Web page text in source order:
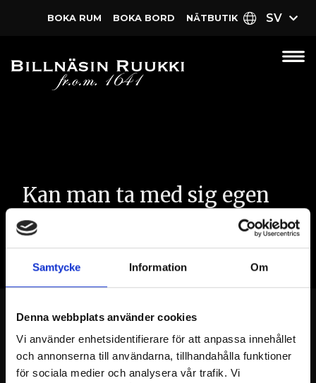
Samtycke Information Om
Denna webbplats använder cookies
Vi använder enhetsidentifierare för att anpassa innehållet
och annonserna till användarna, tillhandahålla funktioner
för sociala medier och analysera vår trafik. Vi
BOKA RUM BOKA BORD NÄT­BUTIK SV
Kan man ta med sig egen
mat och dryck?
dryckesservering kommer via Billnäs bruks
restaurang.